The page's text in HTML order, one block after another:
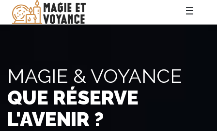
MAGIE & VOYANCE
QUE RÉSERVE
L'AVENIR ?